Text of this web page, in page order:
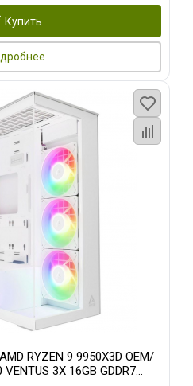
Купить
RYZEN 9 9950X3D OEM/
3X 16GB GDDR7